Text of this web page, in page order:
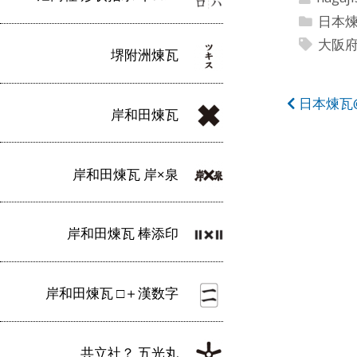
堺附洲煉瓦
岸和田煉瓦
岸和田煉瓦 岸×泉
岸和田煉瓦 棒添印
岸和田煉瓦 □＋漢数字
共立社？ 五光丸
日本
大阪
投日本煉瓦